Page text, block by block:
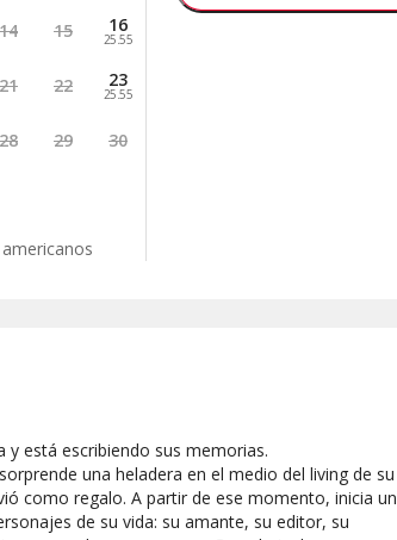
14 15 16
25.55
21 22 23
25.55
28 29 30
está escribiendo sus memorias.
una heladera en el medio del living de su
como regalo. A partir de ese momento, inicia un
de su vida: su amante, su editor, su